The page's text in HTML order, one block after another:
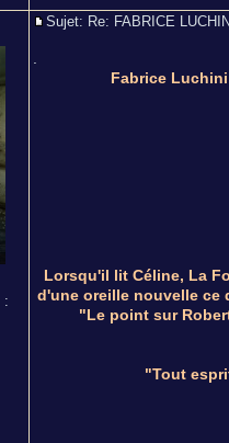
:
Sujet: Re: FABRICE
Fabrice
Lorsqu'il lit Céline, La
d'une oreille nouvelle ce
"Le point sur
"Tout